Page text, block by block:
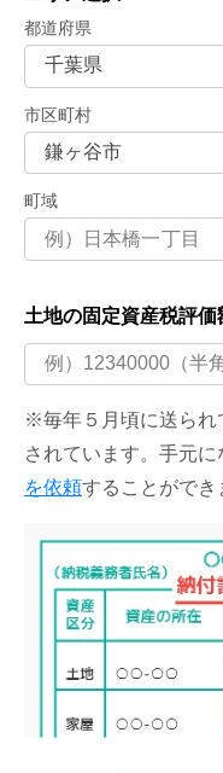
都道府県
市区町村
町域
土地の固定資産税評価
※毎年５月頃に送られ
されています。手元に
を依頼することができ